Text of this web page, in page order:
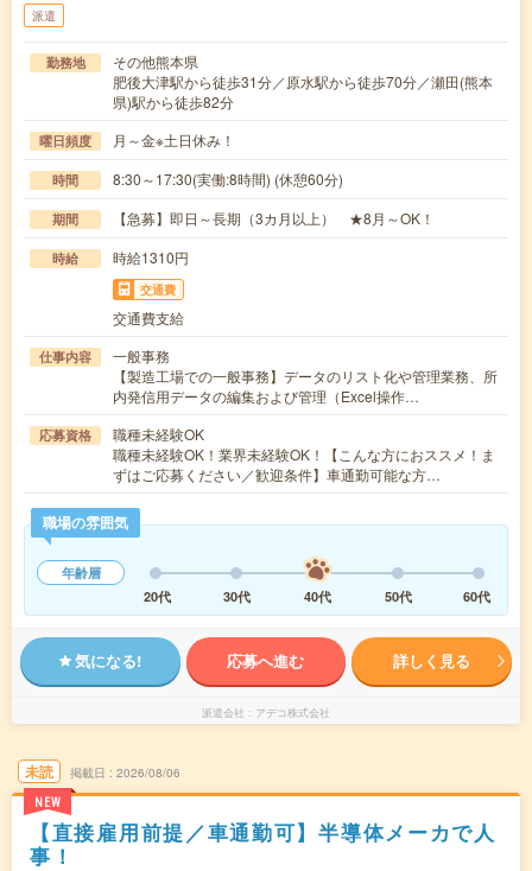
派遣
勤務地
その他熊本県
肥後大津駅から徒歩31分／原水駅から徒歩70分／瀬田(熊本
県)駅から徒歩82分
曜日頻度 月～金※土日休み！
時間 8:30～17:30(実働:8時間) (休憩60分)
期間 【急募】即日～長期（3カ月以上） ★8月～OK！
時給 時給1310円
交通費
交通費支給
仕事内容
一般事務
【製造工場での一般事務】データのリスト化や管理業務、所
内発信用データの編集および管理（Excel操作…
応募資格
職種未経験OK
職種未経験OK！業界未経験OK！【こんな方におススメ！ま
ずはご応募ください／歓迎条件】車通勤可能な方…
職場の雰囲気
年齢層
20代
30代 40代 50代 60代
気になる! 応募へ進む 詳しく見る
派遣会社 アデコ株式会社
未読
NEW
掲載日 2026/08/06
【直接雇用前提／車通勤可】半導体メーカで人
事！